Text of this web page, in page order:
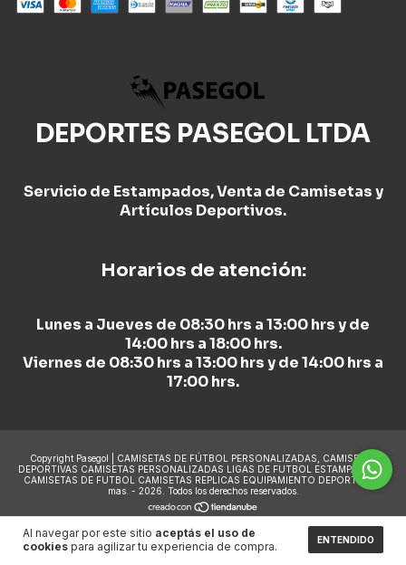
Al navegar por este sitio aceptás el uso de
cookies para agilizar tu experiencia de compra. ENTENDIDO
DEPORTES PASEGOL LTDA
Servicio de Estampados, Venta de Camisetas y
Artículos Deportivos.
Horarios de atención:
Lunes a Jueves de 08:30 hrs a 13:00 hrs y de
14:00 hrs a 18:00 hrs.
Viernes de 08:30 hrs a 13:00 hrs y de 14:00 hrs a
17:00 hrs.
Copyright Pasegol | CAMISETAS DE FÚTBOL PERSONALIZADAS, CAMISETAS
DEPORTIVAS CAMISETAS PERSONALIZADAS LIGAS DE FUTBOL ESTAMPADO DE
CAMISETAS DE FUTBOL CAMISETAS REPLICAS EQUIPAMIENTO DEPORTIVO y
mas. - 2026. Todos los derechos reservados.